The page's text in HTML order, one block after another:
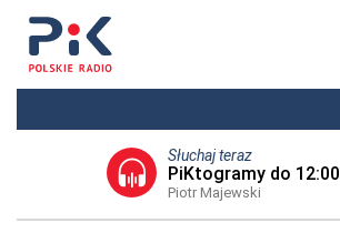
Słuchaj teraz
PiKtogramy do 12:00
Piotr Majewski